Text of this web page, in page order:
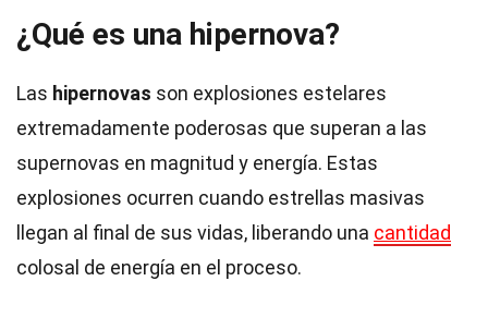
¿Qué es una hipernova?
Las hipernovas son explosiones estelares
extremadamente poderosas que superan a las
supernovas en magnitud y energía. Estas
explosiones ocurren cuando estrellas masivas
llegan al final de sus vidas, liberando una cantidad
colosal de energía en el proceso.